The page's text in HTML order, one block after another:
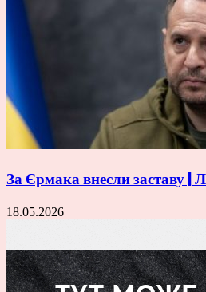
За Єрмака внесли заставу |
18.05.2026